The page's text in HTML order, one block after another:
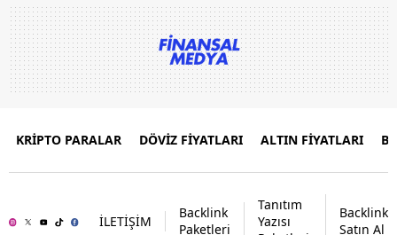
KRİPTO PARALAR DÖVİZ FİYATLARI ALTIN FİYATLARI
İLETİŞİM
Backlink
Paketleri
Tanıtım
Yazısı
Backlink
Satın Al